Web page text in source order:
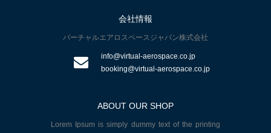
会社情報
バーチャルエアロスペースジャパン株式会社
info@virtual-aerospace.co.jp
booking@virtual-aerospace.co.jp
ABOUT OUR SHOP
Lorem Ipsum is simply dummy text of the printing